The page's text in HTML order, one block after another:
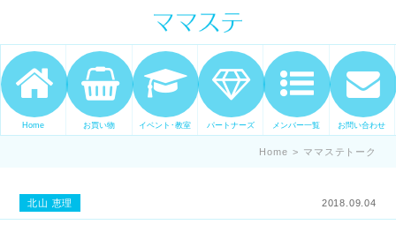
ママの才能発信します。 手づくり
表現ステージ ママステ スキル・セ
ンスを表現したいママが集まって
ます。
Home お買い物 イベント･教室 パートナーズ メンバー一覧 お問い合わせ
Home > ママステトーク
北山 恵理 2018.09.04